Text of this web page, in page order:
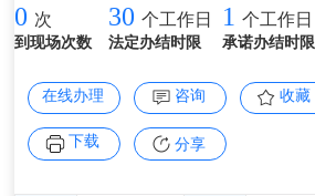
0 次
到现场次数
30 个工作日
法定办结时限
1 个工作日
承诺办结时限
在线办理 咨询 收藏
下载 分享